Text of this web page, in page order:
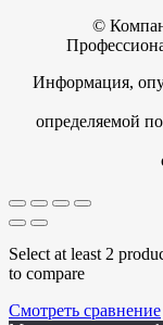
©
Информация,
определяемой
Select at least 2
to compare
Смотреть сравнение